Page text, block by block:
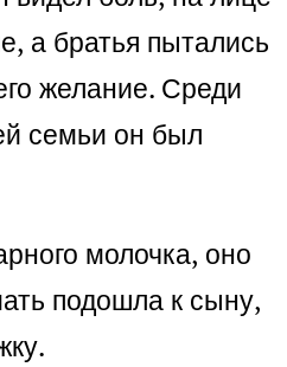
а братья пытались
желание. Среди
семьи он был
молочка, оно
подошла к сыну,